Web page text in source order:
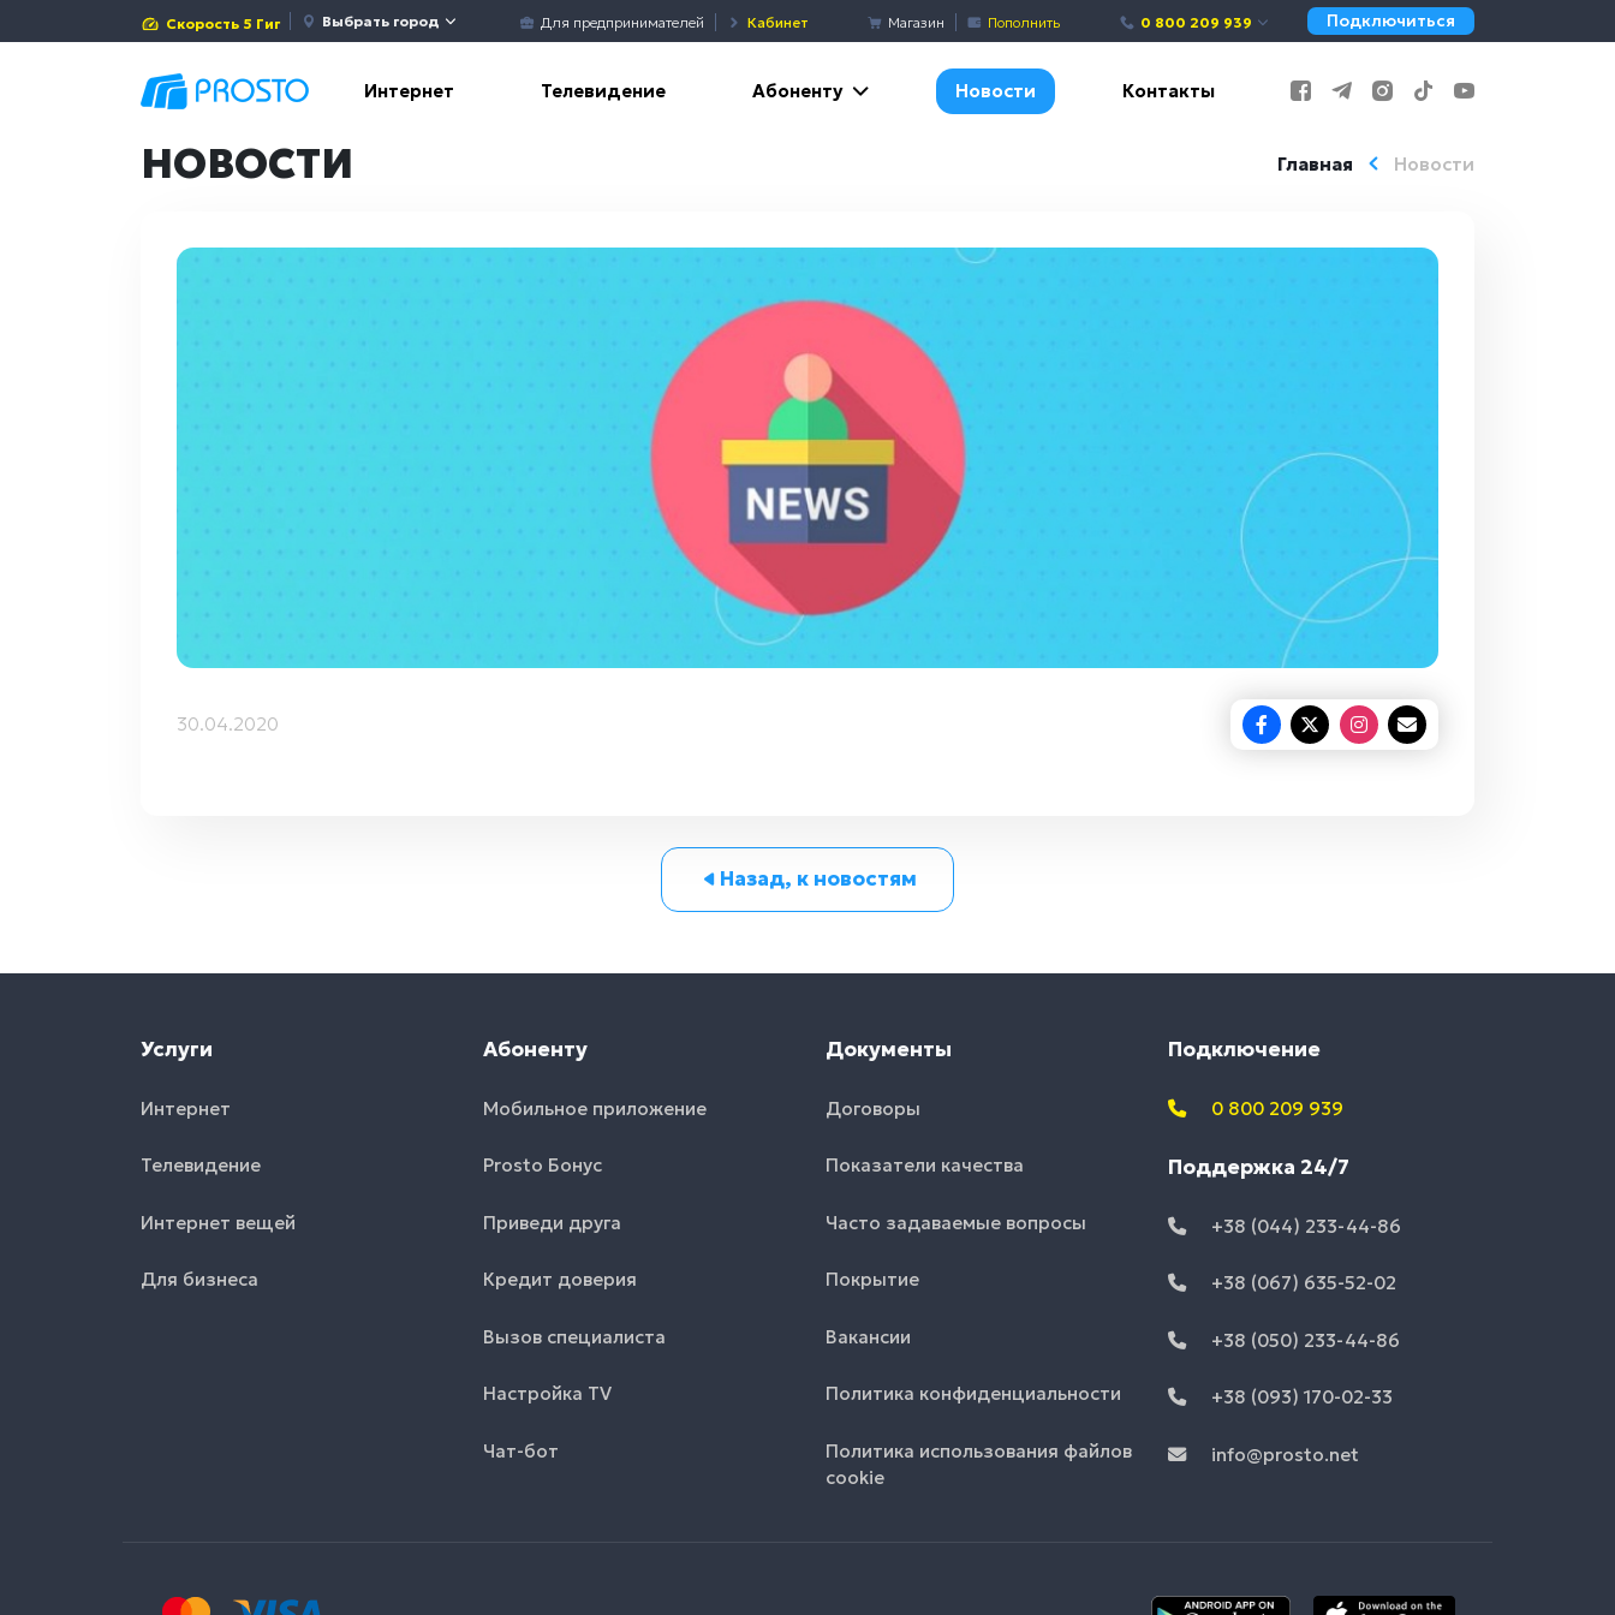
Скорость 5 Гиг Выбрать город Для предпринимателей Кабинет Магазин Пополнить 0 800 209 939 Подключиться
Интернет Телевидение Абоненту Новости Контакты
Главная Новости
НОВОСТИ
30.04.2020
Назад, к новостям
Услуги
Интернет
Телевидение
Интернет вещей
Для бизнеса
Абоненту
Мобильное приложение
Prosto Бонус
Приведи друга
Кредит доверия
Вызов специалиста
Настройка TV
Чат-бот
Документы
Договоры
Показатели качества
Часто задаваемые вопросы
Покрытие
Вакансии
Политика конфиденциальности
Политика использования файлов
cookie
Подключение
0 800 209 939
Поддержка 24/7
+38 (044) 233-44-86
+38 (067) 635-52-02
+38 (050) 233-44-86
+38 (093) 170-02-33
info@prosto.net